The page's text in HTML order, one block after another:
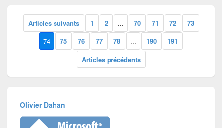
Articles suivants 1 2 ... 70 71 72
73
74
75 76 77 78 ... 190
191
Articles précédents
Olivier Dahan